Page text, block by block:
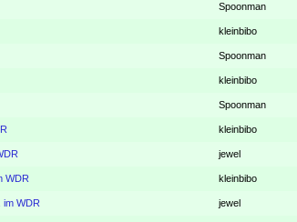
Spoonman
kleinbibo
Spoonman
kleinbibo
Spoonman
kleinbibo
jewel
WDR kleinbibo
im WDR jewel